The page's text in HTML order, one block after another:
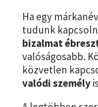
Ha egy
tudunk
bizalmat
valóságosabb.
közvetlen
valódi személy